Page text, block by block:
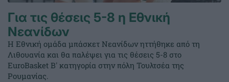
Για τις θέσεις 5-8 η Εθνική
Νεανίδων
Η Εθνική ομάδα μπάσκετ Νεανίδων ηττήθηκε από τη
Λιθουανία και θα παλέψει για τις θέσεις 5-8 στο
EuroBasket Β' κατηγορία στην πόλη Τουλτσέα της
Ρουμανίας.